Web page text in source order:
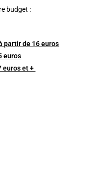
budget :
partir de 16 euros
euros
euros et +